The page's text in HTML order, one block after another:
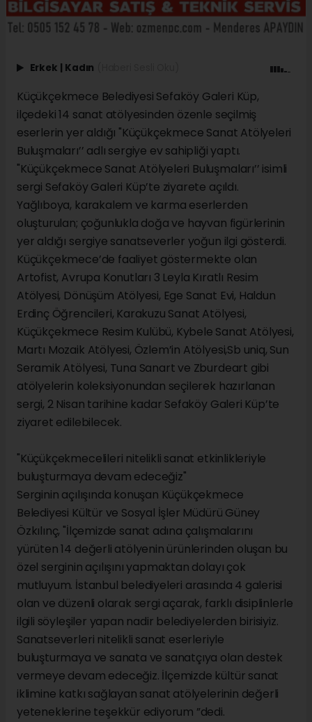
Erkek | Kadın
Küçükçekmece Belediyesi Sefaköy Galeri Küp,
ilçedeki 14 sanat atölyesinden özenle seçilmiş
eserlerin yer aldığı "Küçükçekmece Sanat Atölyeleri
Buluşmaları’’ adlı sergiye ev sahipliği yaptı.
"Küçükçekmece Sanat Atölyeleri Buluşmaları’’ isimli
sergi Sefaköy Galeri Küp’te ziyarete açıldı.
Yağlıboya, karakalem ve karma eserlerden
oluşturulan; çoğunlukla doğa ve hayvan figürlerinin
yer aldığı sergiye sanatseverler yoğun ilgi gösterdi.
Küçükçekmece’de faaliyet göstermekte olan
Artofist, Avrupa Konutları 3 Leyla Kıratlı Resim
Atölyesi, Dönüşüm Atölyesi, Ege Sanat Evi, Haldun
Erdinç Öğrencileri, Karakuzu Sanat Atölyesi,
Küçükçekmece Resim Kulübü, Kybele Sanat Atölyesi,
Martı Mozaik Atölyesi, Özlem’in Atölyesi,Sb uniq, Sun
Seramik Atölyesi, Tuna Sanart ve Zburdeart gibi
atölyelerin koleksiyonundan seçilerek hazırlanan
sergi, 2 Nisan tarihine kadar Sefaköy Galeri Küp’te
ziyaret edilebilecek.
"Küçükçekmecelileri nitelikli sanat etkinlikleriyle
buluşturmaya devam edeceğiz"
Serginin açılışında konuşan Küçükçekmece
Belediyesi Kültür ve Sosyal İşler Müdürü Güney
Özkılınç, "İlçemizde sanat adına çalışmalarını
yürüten 14 değerli atölyenin ürünlerinden oluşan bu
özel serginin açılışını yapmaktan dolayı çok
mutluyum. İstanbul belediyeleri arasında 4 galerisi
olan ve düzenli olarak sergi açarak, farklı disiplinlerle
ilgili söyleşiler yapan nadir belediyelerden birisiyiz.
Sanatseverleri nitelikli sanat eserleriyle
buluşturmaya ve sanata ve sanatçıya olan destek
vermeye devam edeceğiz. İlçemizde kültür sanat
iklimine katkı sağlayan sanat atölyelerinin değerli
yeteneklerine teşekkür ediyorum ”dedi.